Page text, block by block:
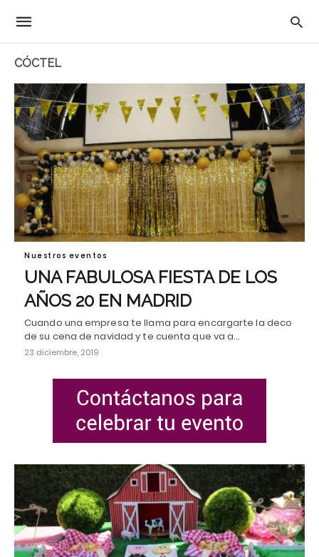
CÓCTEL
Nuestros eventos
UNA FABULOSA FIESTA DE LOS
AÑOS 20 EN MADRID
Cuando una empresa te llama para encargarte la deco
de su cena de navidad y te cuenta que va a…
23 diciembre, 2019